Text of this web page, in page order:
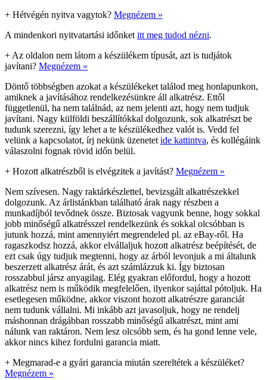
+ Hétvégén nyitva vagytok? Megnézem »
A mindenkori nyitvatartási időnket itt meg tudod nézni.
+ Az oldalon nem látom a készülékem típusát, azt is tudjátok
javítani? Megnézem »
Döntő többségben azokat a készülékeket találod meg honlapunkon,
amiknek a javításához rendelkezésünkre áll alkatrész. Ettől
függetlenül, ha nem találnád, az nem jelenti azt, hogy nem tudjuk
javítani. Nagy külföldi beszállítókkal dolgozunk, sok alkatrészt be
tudunk szerezni, így lehet a te készülékedhez valót is. Vedd fel
velünk a kapcsolatot, írj nekünk üzenetet ide kattintva, és kollégáink
válaszolni fognak rövid időn belül.
+ Hozott alkatrészből is elvégzitek a javítást? Megnézem »
Nem szívesen. Nagy raktárkészlettel, bevizsgált alkatrészekkel
dolgozunk. Az árlistánkban található árak nagy részben a
munkadíjból tevődnek össze. Biztosak vagyunk benne, hogy sokkal
jobb minőségű alkatrésszel rendelkezünk és sokkal olcsóbban is
jutunk hozzá, mint amennyiért megrendeled pl. az eBay-ről. Ha
ragaszkodsz hozzá, akkor elvállaljuk hozott alkatrész beépítését, de
ezt csak úgy tudjuk megtenni, hogy az árból levonjuk a mi általunk
beszerzett alkatrész árát, és azt számlázzuk ki. Így biztosan
rosszabbul jársz anyagilag. Elég gyakran előfordul, hogy a hozott
alkatrész nem is működik megfelelően, ilyenkor sajáttal pótoljuk. Ha
esetlegesen működne, akkor viszont hozott alkatrészre garanciát
nem tudunk vállalni. Mi inkább azt javasoljuk, hogy ne rendelj
máshonnan drágábban rosszabb minőségű alkatrészt, mint ami
nálunk van raktáron. Nem lesz olcsóbb sem, és ha gond lenne vele,
akkor nincs kihez fordulni garancia miatt.
+ Megmarad-e a gyári garancia miután szereltétek a készüléket?
Megnézem »